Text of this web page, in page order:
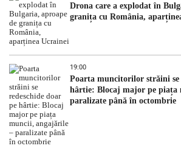
Drona care a explodat în
granița cu România,
19:00
Poarta muncitorilor străini se
hârtie: Blocaj major pe piața
paralizate până în octombrie